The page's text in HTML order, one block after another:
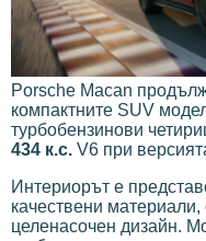
Porsche Macan
компактните SUV
турбобензинови
434 к.с. V6 при
Интериорът е
качествени
целенасочен дизайн.